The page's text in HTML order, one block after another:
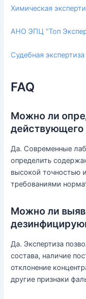
Химическая
АНО ЭПЦ “Топ
Судебная экспертиза
FAQ
Можно ли
действующего
Да. Современные
определить
высокой точностью
требованиями
Можно ли
Да. Экспертиза
состава, наличие
отклонение
другие признаки